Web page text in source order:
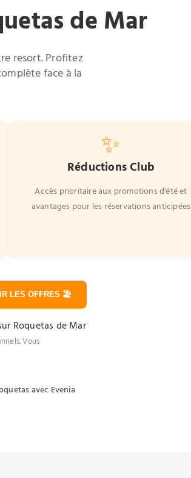
de Mar
resort. Profitez
face à la
✨
Réductions Club
Accès prioritaire aux promotions d'été et
avantages pour les réservations anticipées
LES OFFRES 🏖️
Roquetas de Mar
Vous
avec Evenia